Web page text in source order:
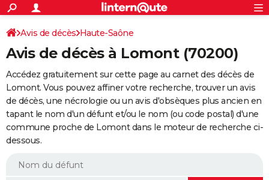
ACTUALITÉS
Politique
Société
Faits Divers
Education
Monde
Villes
+
SPORT
Coupe du monde 2026
Football
Tennis
Cyclisme
Rugby
Forum
Programme TV
TNTStreaming
Cinéma
Sorties cinéma
Musique
+
FINANCE
Retraite
Epargne
Immobilier
Risques naturels par ville
Assurance
AUTO
Essais
Réserver un essai
Citadines
Berlines
SUV
Forum auto
+
HIGH-TECH
BRICOLAGE
S'inscrire
Connexion
Avis de décès Haute-Saône
Avis de décès à Lomont (70200)
Accédez gratuitement sur cette page au carnet des décès de
Lomont. Vous pouvez affiner votre recherche, trouver un avis
de décès, une nécrologie ou un avis d'obsèques plus ancien en
tapant le nom d'un défunt et/ou le nom (ou code postal) d'une
commune proche de Lomont dans le moteur de recherche ci-
dessous.